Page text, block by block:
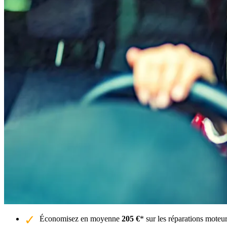
Économisez en moyenne 205 €* sur les réparations